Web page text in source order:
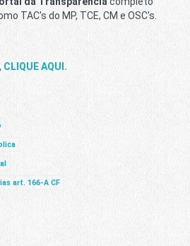
TAC's do MP, TCE, CM e OSC's.
CLIQUE AQUI.
art. 166-A CF